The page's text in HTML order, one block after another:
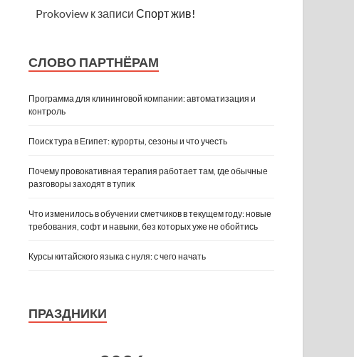
Prokoview к записиСпорт жив!
СЛОВО ПАРТНЁРАМ
Программа для клининговой компании: автоматизация и
контроль
Поиск тура в Египет: курорты, сезоны и что учесть
Почему провокативная терапия работает там, где обычные
разговоры заходят в тупик
Что изменилось в обучении сметчиков в текущем году: новые
требования, софт и навыки, без которых уже не обойтись
Курсы китайского языка с нуля: с чего начать
ПРАЗДНИКИ